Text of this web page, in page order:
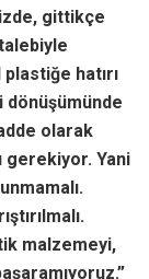
gittikçe
hatırı
dönüşümünde
olarak
gerekiyor. Yani
malzemeyi,